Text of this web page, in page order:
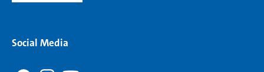
Social Media